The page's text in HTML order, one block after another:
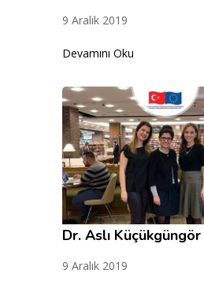
9 Aralık 2019
Devamını Oku
Dr. Aslı
9 Aralık 2019